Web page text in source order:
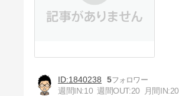
1840238
5
週間IN:10 週間OUT:20 月間IN:20